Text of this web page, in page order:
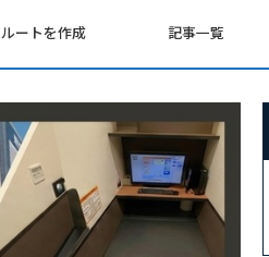
ルートを作成 記事一覧